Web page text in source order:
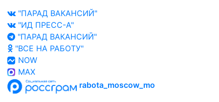
"ПАРАД ВАКАНСИЙ"
"ИД ПРЕСС-А"
"ПАРАД ВАКАНСИЙ"
"ВСЕ НА РАБОТУ"
NOW
MAX
rabota_moscow_mo